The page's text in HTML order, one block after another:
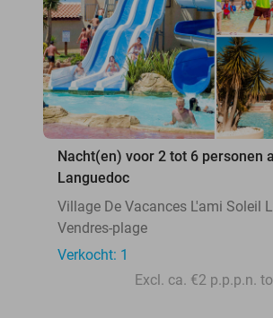
Nacht(en) voor 2 tot 6 personen
Languedoc
Village De Vacances L'ami Soleil
Vendres-plage
Verkocht: 1
Excl. ca. €2 p.p.p.n.